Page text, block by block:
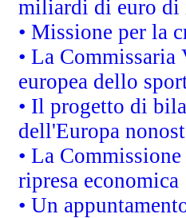
miliardi di euro di
• Missione per la
• La
europea dello
• Il progetto di
dell'Europa
• La
ripresa economica
• Un